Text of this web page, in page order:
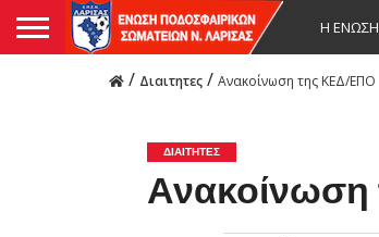
Η ΕΝΩΣΗ
/ Διαιτητες / Ανακοίνωση της ΚΕΔ/ΕΠΟ
ΔΙΑΙΤΗΤΕΣ